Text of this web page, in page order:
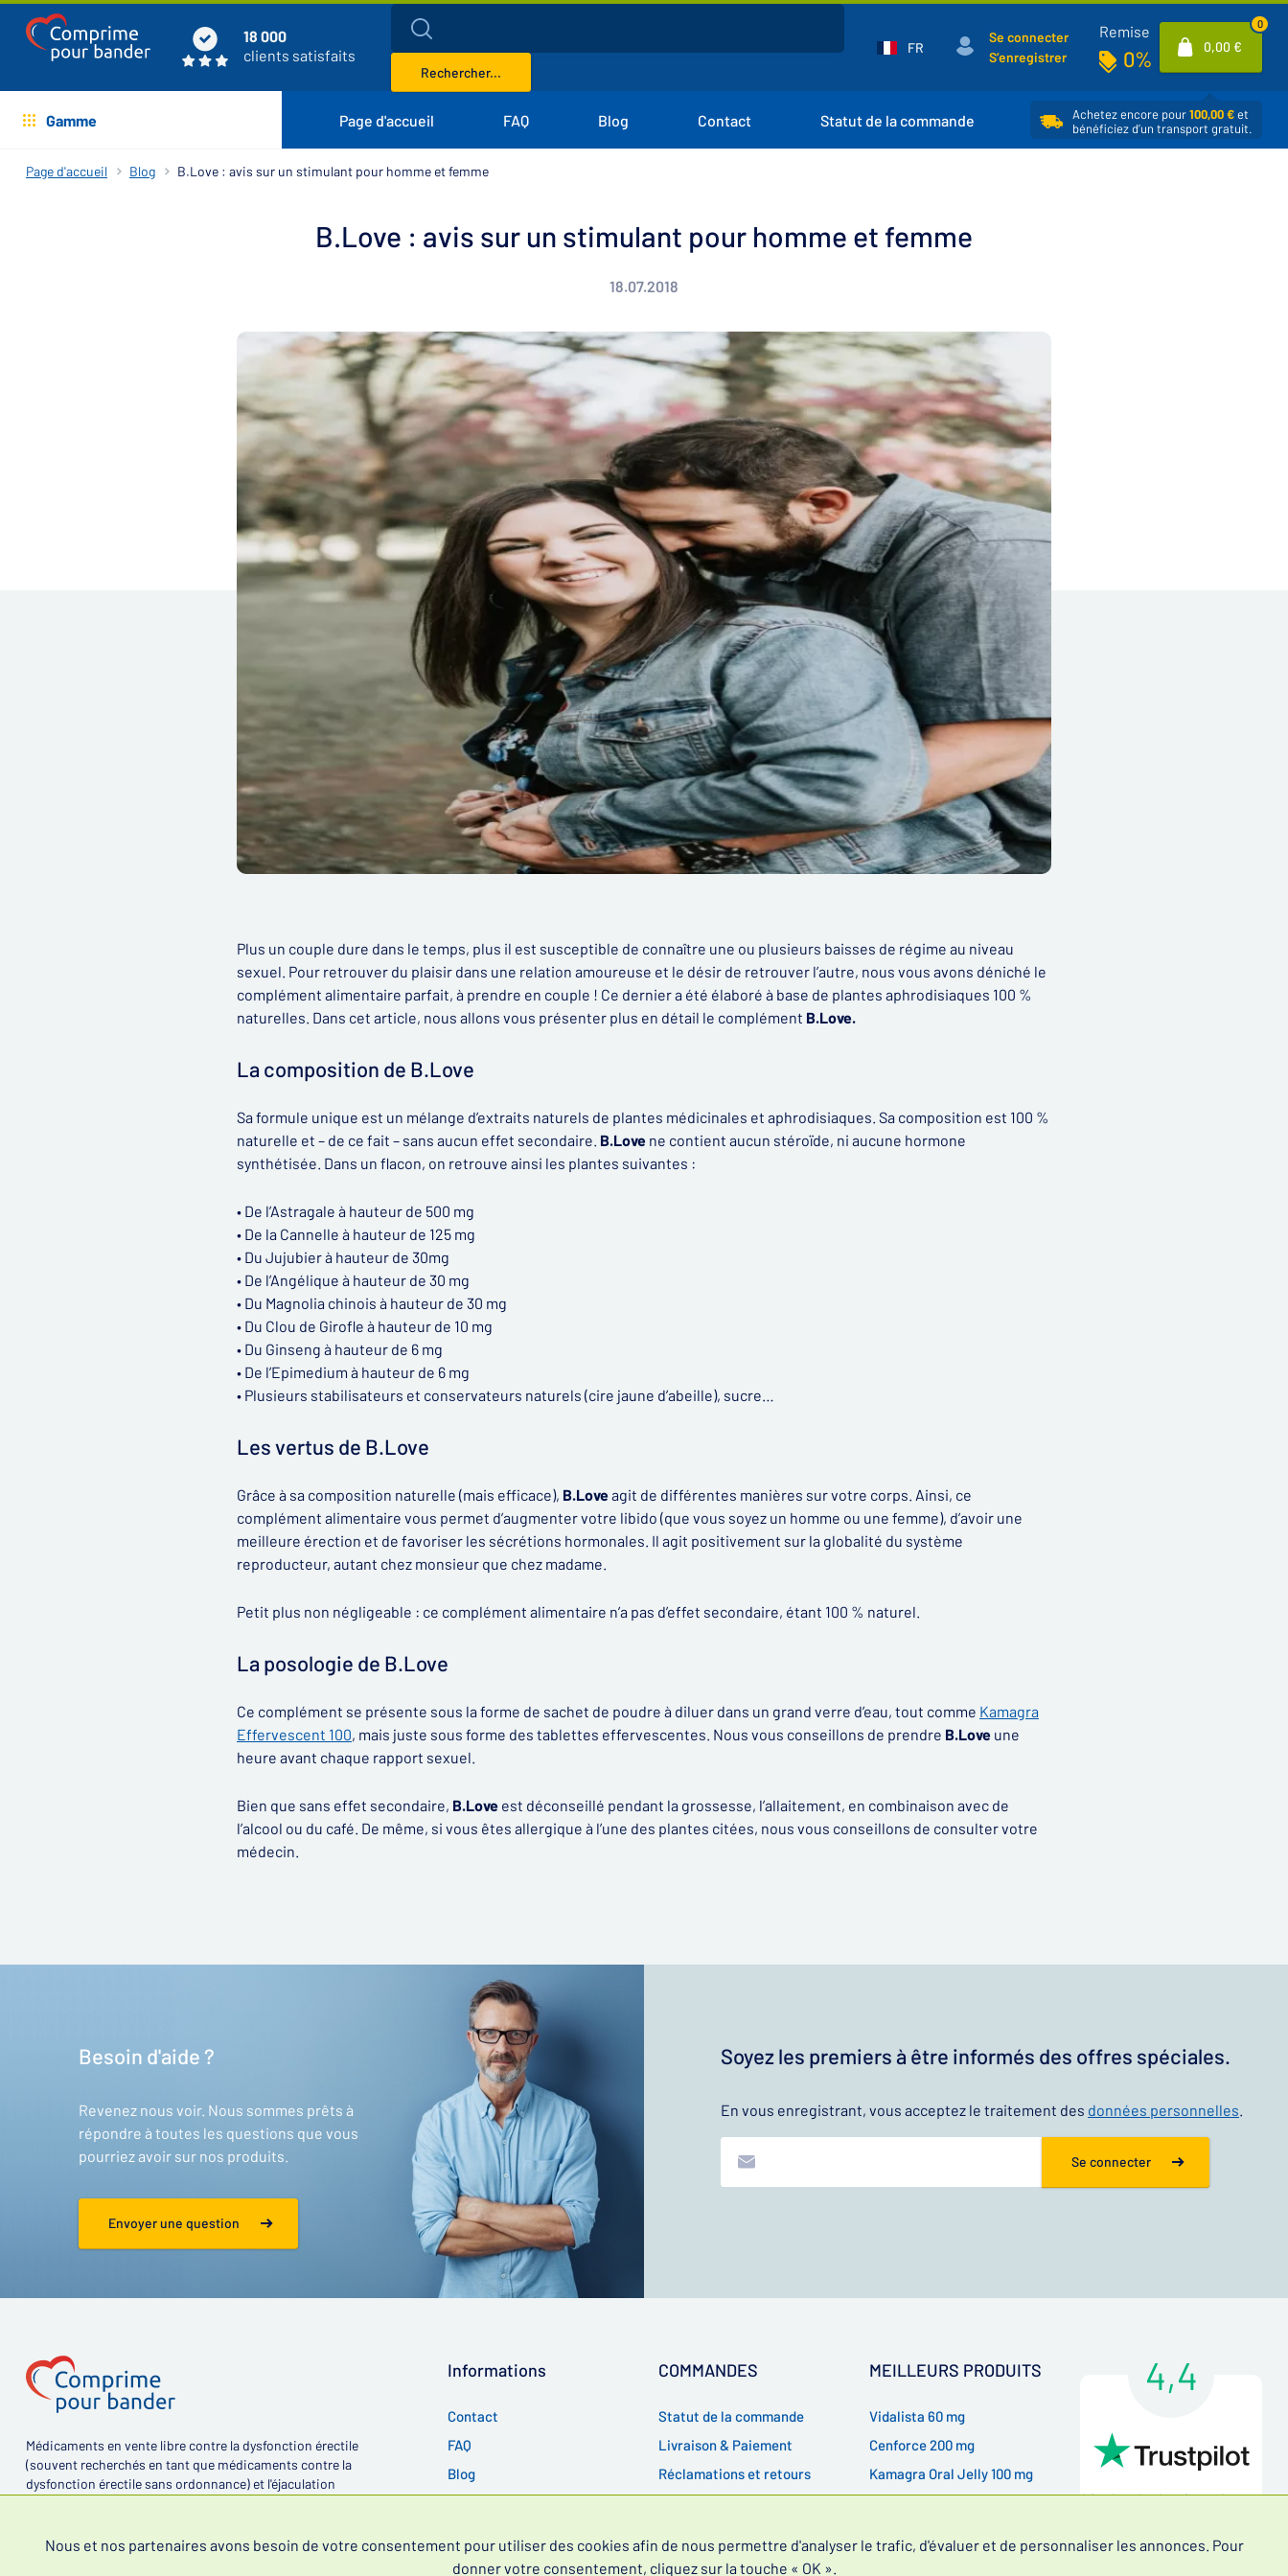
18 000
clients satisfaits
Rechercher...
FR
Se connecter
S’enregistrer
Remise
0% 0,00 €
0
Gamme Page d'accueil FAQ Blog Contact Statut de la commande Achetez encore pour100,00 €et
bénéficiez d’un transport gratuit.
Page d'accueil Blog B.Love : avis sur un stimulant pour homme et femme
B.Love : avis sur un stimulant pour homme et femme
18.07.2018
Plus un couple dure dans le temps, plus il est susceptible de connaître une ou plusieurs baisses de régime au niveau
sexuel. Pour retrouver du plaisir dans une relation amoureuse et le désir de retrouver l’autre, nous vous avons déniché le
complément alimentaire parfait, à prendre en couple ! Ce dernier a été élaboré à base de plantes aphrodisiaques 100 %
naturelles. Dans cet article, nous allons vous présenter plus en détail le complément B.Love.
La composition de B.Love
Sa formule unique est un mélange d’extraits naturels de plantes médicinales et aphrodisiaques. Sa composition est 100 %
naturelle et – de ce fait – sans aucun effet secondaire. B.Love ne contient aucun stéroïde, ni aucune hormone
synthétisée. Dans un flacon, on retrouve ainsi les plantes suivantes :
• De l’Astragale à hauteur de 500 mg
• De la Cannelle à hauteur de 125 mg
• Du Jujubier à hauteur de 30mg
• De l’Angélique à hauteur de 30 mg
• Du Magnolia chinois à hauteur de 30 mg
• Du Clou de Girofle à hauteur de 10 mg
• Du Ginseng à hauteur de 6 mg
• De l’Epimedium à hauteur de 6 mg
• Plusieurs stabilisateurs et conservateurs naturels (cire jaune d’abeille), sucre…
Les vertus de B.Love
Grâce à sa composition naturelle (mais efficace), B.Loveagit de différentes manières sur votre corps. Ainsi, ce
complément alimentaire vous permet d’augmenter votre libido (que vous soyez un homme ou une femme), d’avoir une
meilleure érection et de favoriser les sécrétions hormonales. Il agit positivement sur la globalité du système
reproducteur, autant chez monsieur que chez madame.
Petit plus non négligeable : ce complément alimentaire n’a pas d’effet secondaire, étant 100 % naturel.
La posologie de B.Love
Ce complément se présente sous la forme de sachet de poudre à diluer dans un grand verre d’eau, tout comme Kamagra
Effervescent 100, mais juste sous forme des tablettes effervescentes. Nous vous conseillons de prendre B.Love une
heure avant chaque rapport sexuel.
Bien que sans effet secondaire, B.Love est déconseillé pendant la grossesse, l’allaitement, en combinaison avec de
l’alcool ou du café. De même, si vous êtes allergique à l’une des plantes citées, nous vous conseillons de consulter votre
médecin.
Besoin d'aide ?
Revenez nous voir. Nous sommes prêts à
répondre à toutes les questions que vous
pourriez avoir sur nos produits.
Envoyer une question
Soyez les premiers à être informés des offres spéciales.
En vous enregistrant, vous acceptez le traitement des données personnelles.
Se connecter
Médicaments en vente libre contre la dysfonction érectile
(souvent recherchés en tant que médicaments contre la
dysfonction érectile sans ordonnance) et l'éjaculation
Informations
Contact
FAQ
Blog
COMMANDES
Statut de la commande
Livraison & Paiement
Réclamations et retours
MEILLEURS PRODUITS
Vidalista 60 mg
Cenforce 200 mg
Kamagra Oral Jelly 100 mg
4,4
Lire les évaluations de nos
Nous et nos partenaires avons besoin de votre consentement pour utiliser des cookies afin de nous permettre d'analyser le trafic, d'évaluer et de personnaliser les annonces. Pour
donner votre consentement, cliquez sur la touche « OK ».